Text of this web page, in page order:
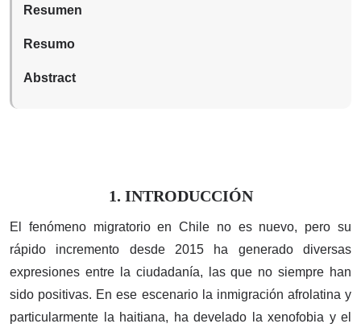
Resumen
Resumo
Abstract
1. INTRODUCCIÓN
El fenómeno migratorio en Chile no es nuevo, pero su
rápido incremento desde 2015 ha generado diversas
expresiones entre la ciudadanía, las que no siempre han
sido positivas. En ese escenario la inmigración afrolatina y
particularmente la haitiana, ha develado la xenofobia y el